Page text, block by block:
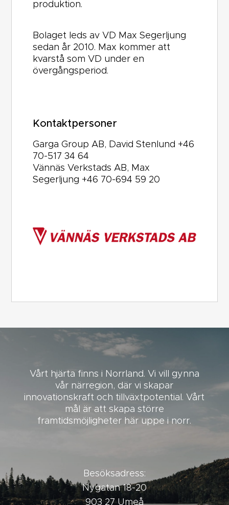
produktion.
Bolaget leds av VD Max Segerljung
sedan år 2010. Max kommer att
kvarstå som VD under en
övergångsperiod.
Kontaktpersoner
Garga Group AB, David Stenlund +46
70-517 34 64
Vännäs Verkstads AB, Max
Segerljung +46 70-694 59 20
Vårt hjärta finns i Norrland. Vi vill gynna
vår närregion, där vi skapar
innovationskraft och tillväxtpotential. Vårt
mål är att skapa större
framtidsmöjligheter här uppe i norr.
Besöksadress:
Nygatan 18-20
903 27 Umeå